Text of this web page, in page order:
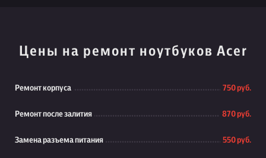
Цены на ремонт ноутбуков Acer
Ремонт корпуса 750 руб.
Ремонт после залития 870 руб.
Замена разъема питания 550 руб.